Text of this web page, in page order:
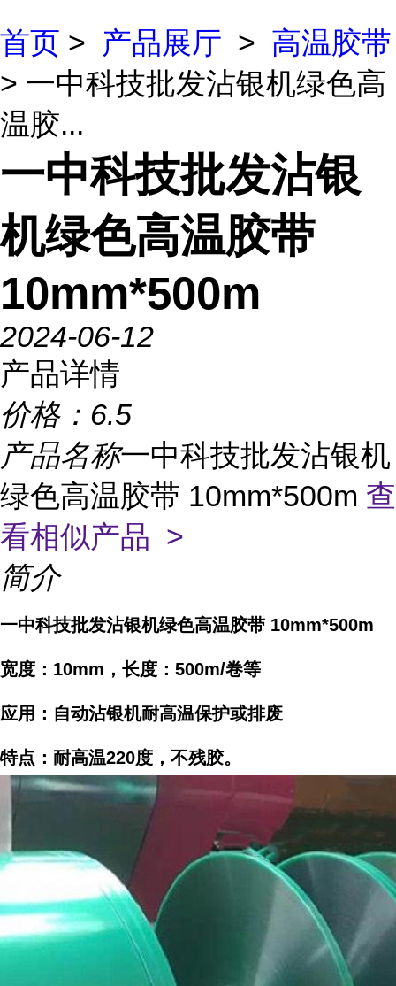
首页 > 产品展厅 > 高温胶带
> 一中科技批发沾银机绿色高
温胶...
一中科技批发沾银
机绿色高温胶带
10mm*500m
2024-06-12
产品详情
价格： 6.5
产品名称一中科技批发沾银机
绿色高温胶带 10mm*500m 查
看相似产品 >
简介
一中科技批发沾银机绿色高温胶带 10mm*500m
宽度：10mm，长度：500m/卷等
应用：自动沾银机耐高温保护或排废
特点：耐高温220度，不残胶。